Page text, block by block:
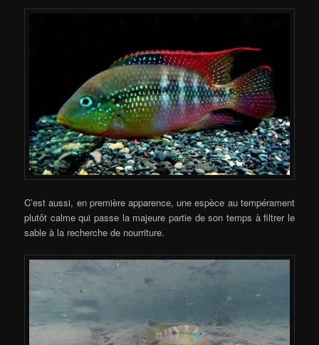
C’est aussi, en première apparence, une espèce au tempérament
plutôt calme qui passe la majeure partie de son temps à filtrer le
sable à la recherche de nourriture.